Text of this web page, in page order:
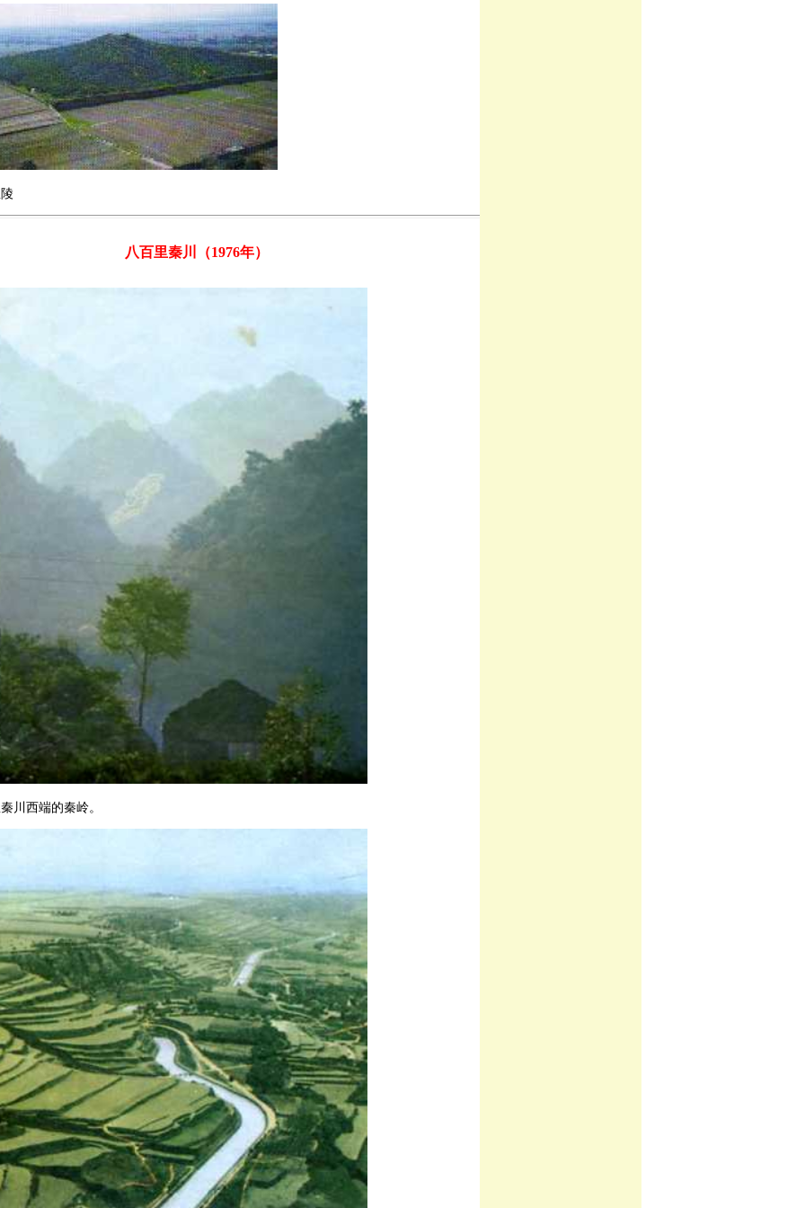
八百里秦川（1976年）
川西端的秦岭。